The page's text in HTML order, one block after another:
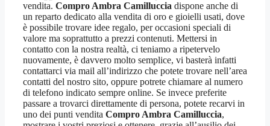
vendita. Compro Ambra Camilluccia dispone anche di
un reparto dedicato alla vendita di oro e gioielli usati, dove
è possibile trovare idee regalo, per occasioni speciali di
valore ma soprattutto a prezzi contenuti. Mettersi in
contatto con la nostra realtà, ci teniamo a ripetervelo
nuovamente, è davvero molto semplice, vi basterà infatti
contattarci via mail all’indirizzo che potete trovare nell’area
contatti del nostro sito, oppure potrete chiamare al numero
di telefono indicato sempre online. Se invece preferite
passare a trovarci direttamente di persona, potete recarvi in
uno dei punti vendita Compro Ambra Camilluccia,